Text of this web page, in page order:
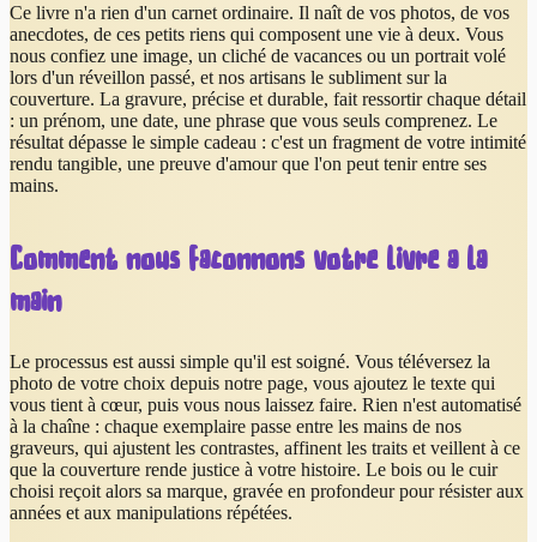
Ce livre n'a rien d'un carnet ordinaire. Il naît de vos photos, de vos
anecdotes, de ces petits riens qui composent une vie à deux. Vous
nous confiez une image, un cliché de vacances ou un portrait volé
lors d'un réveillon passé, et nos artisans le subliment sur la
couverture. La gravure, précise et durable, fait ressortir chaque détail
: un prénom, une date, une phrase que vous seuls comprenez. Le
résultat dépasse le simple cadeau : c'est un fragment de votre intimité
rendu tangible, une preuve d'amour que l'on peut tenir entre ses
mains.
Comment nous façonnons votre livre à la
main
Le processus est aussi simple qu'il est soigné. Vous téléversez la
photo de votre choix depuis notre page, vous ajoutez le texte qui
vous tient à cœur, puis vous nous laissez faire. Rien n'est automatisé
à la chaîne : chaque exemplaire passe entre les mains de nos
graveurs, qui ajustent les contrastes, affinent les traits et veillent à ce
que la couverture rende justice à votre histoire. Le bois ou le cuir
choisi reçoit alors sa marque, gravée en profondeur pour résister aux
années et aux manipulations répétées.